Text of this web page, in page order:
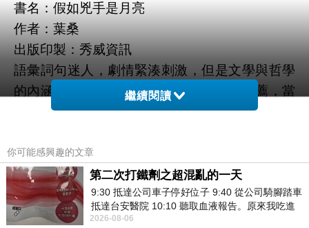
書名：假如兇手是月亮
作者：葉桑
出版印製：秀威資訊
語彙詞句迷人，劇情緊湊刺激，但是文學與哲學
的內涵更是引人，一個下午完讀的唯一推薦，當
然放在背包逐篇閱讀也是優秀！幾年前不懂的，
美的市場，不容錯失的好書喔！
書名：逆
作者：林剪雲
繼續閱讀
你可能感興趣的文章
第二次打鐵劑之超混亂的一天
9:30 抵達公司車子停好位子 9:40 從公司騎腳踏車
抵達台安醫院 10:10 聽取血液報告。原來我吃進
去的 B12 彌可保並非沒有吸收而是超
2026-08-06